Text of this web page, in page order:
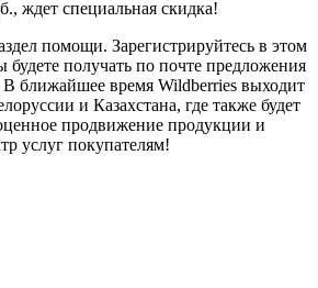
ждет специальная скидка!
помощи. Зарегистрируйтесь в этом
будете получать по почте предложения
ближайшее время Wildberries выходит
и Казахстана, где также будет
продвижение продукции и
услуг покупателям!